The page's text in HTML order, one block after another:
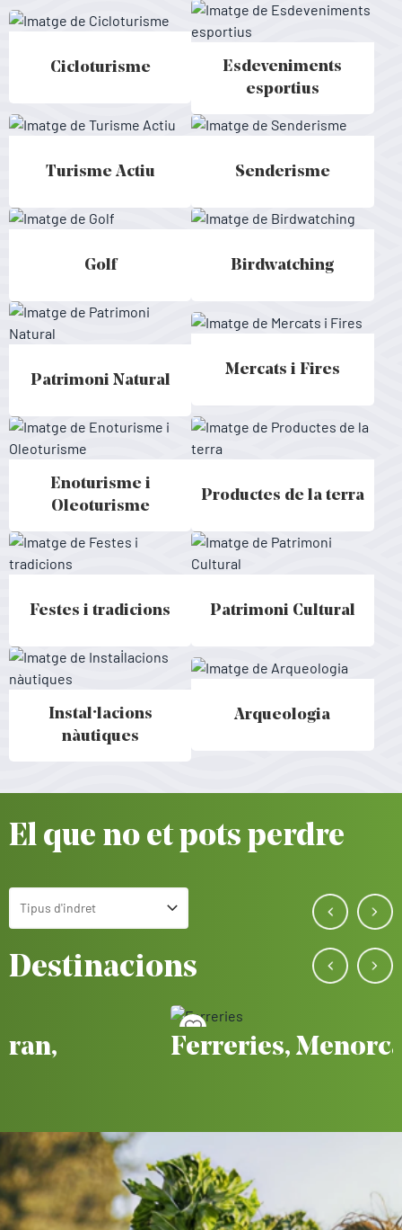
Cicloturisme
Cicloturisme - Menorca
Esdeveniments
esportius
Esdeveniments esportius -
Turisme Actiu
Turisme Actiu - Menorca
Senderisme
Senderisme - Menorca
Golf
Golf - Menorca
Birdwatching
Birdwatching - Menorca
Patrimoni Natural
Patrimoni Natural - Menorca
Mercats i Fires
Mercats i Fires - Menorca
Enoturisme i
Oleoturisme
Enoturisme i Oleoturisme - Menorca
Productes de la terra
Productes de la terra - Menorca
Festes i tradicions
Festes i tradicions - Menorca
Patrimoni Cultural
Patrimoni Cultural - Menorca
Instal·lacions
nàutiques
Instal·lacions nàutiques - Menorca
Arqueologia
Arqueologia - Menorca
El que no et pots perdre
Toggle Select
Tipus d'indret
Destinacions
Ferreries, Menorca